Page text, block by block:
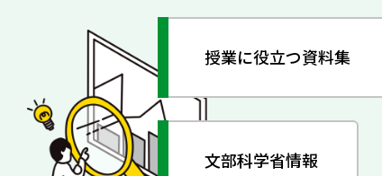
授業に役立つ資料集
文部科学省情報